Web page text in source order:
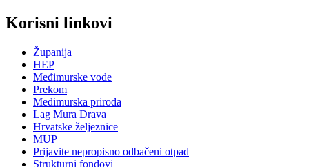
Korisni linkovi
Županija
HEP
Međimurske vode
Prekom
Međimurska priroda
Lag Mura Drava
Hrvatske željeznice
MUP
Prijavite nepropisno odbačeni otpad
Strukturni fondovi